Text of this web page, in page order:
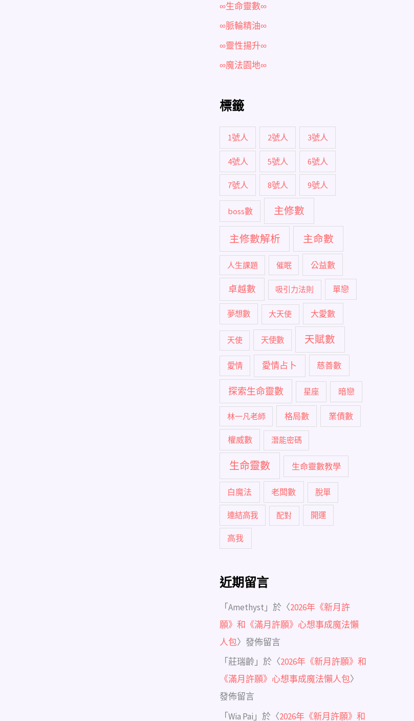
∞生命靈數∞
∞脈輪精油∞
∞靈性揚升∞
∞魔法園地∞
標籤
1號人 2號人 3號人
4號人 5號人 6號人
7號人 8號人 9號人
boss數 主修數
主修數解析 主命數
人生課題 催眠 公益數
卓越數 吸引力法則 單戀
夢想數 大天使 大愛數
天使 天使數 天賦數
愛情 愛情占卜 慈善數
探索生命靈數 星座 暗戀
林一凡老師 格局數 業債數
權威數 潛能密碼
生命靈數 生命靈數教學
白魔法 老闆數 脫單
連結高我 配對 開運
高我
近期留言
「Amethyst 」於〈2026年《新月許
願》和《滿月許願》心想事成魔法懶
人包〉發佈留言
「莊瑞齡 」於〈2026年《新月許願》和
《滿月許願》心想事成魔法懶人包〉
發佈留言
「Wia Pai 」於〈2026年《新月許願》和